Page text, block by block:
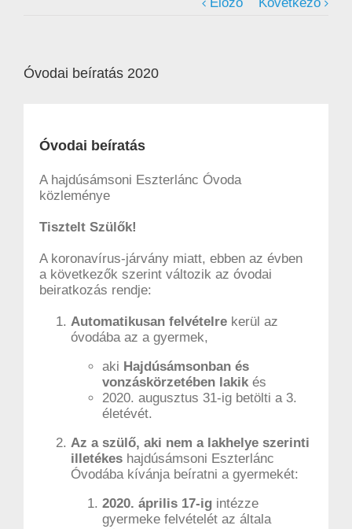
Óvodai beíratás 2020
Óvodai beíratás
A hajdúsámsoni Eszterlánc Óvoda
közleménye
Tisztelt Szülők!
A koronavírus-járvány miatt, ebben az évben
a következők szerint változik az óvodai
beiratkozás rendje:
Automatikusan felvételre kerül az
óvodába az a gyermek,
aki Hajdúsámsonban és
vonzáskörzetében lakikés
2020. augusztus 31-ig betölti a 3.
életévét.
Az a szülő, aki nem a lakhelye szerinti
illetékes hajdúsámsoni Eszterlánc
Óvodába kívánja beíratni a gyermekét:
2020. április 17-ig intézze
gyermeke felvételét az általa